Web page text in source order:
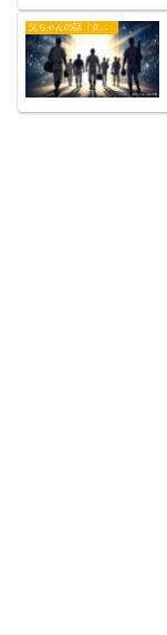
父ちゃんの話（タイガース）